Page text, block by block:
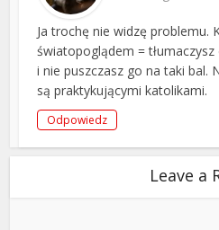
Ja trochę nie widzę problemu.
światopoglądem = tłumaczysz
i nie puszczasz go na taki bal.
są praktykującymi katolikami.
Odpowiedz
Leave a